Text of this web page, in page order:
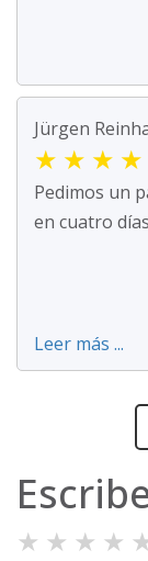
Jürgen
★ ★ ★ ★
Pedimos un
en cuatro
Leer más ...
★ ★ ★ ★